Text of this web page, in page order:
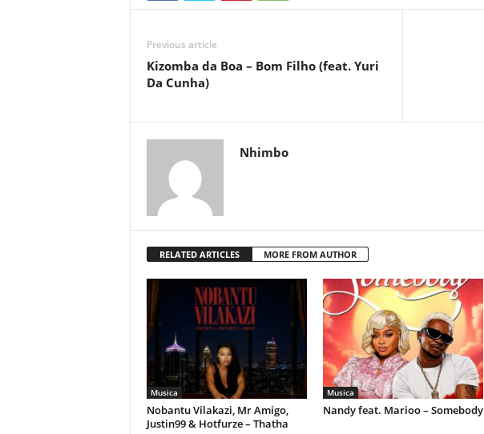
Previous article
Kizomba da Boa – Bom Filho (feat. Yuri
Da Cunha)
Nhimbo
RELATED ARTICLES MORE FROM AUTHOR
Musica
Nobantu Vilakazi, Mr Amigo,
Justin99 & Hotfurze – Thatha
Musica
Nandy feat. Marioo – Somebody